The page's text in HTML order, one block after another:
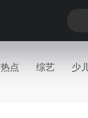
热点 综艺
少